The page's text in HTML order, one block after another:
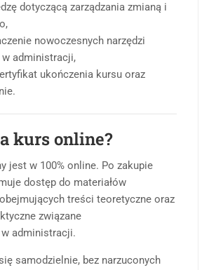
dotyczącą zarządzania zmianą i
nowoczesnych narzędzi
w administracji,
ukończenia kursu oraz
kurs online?
jest w 100% online. Po zakupie
dostęp do materiałów
treści teoretyczne oraz
związane
administracji.
samodzielnie, bez narzuconych